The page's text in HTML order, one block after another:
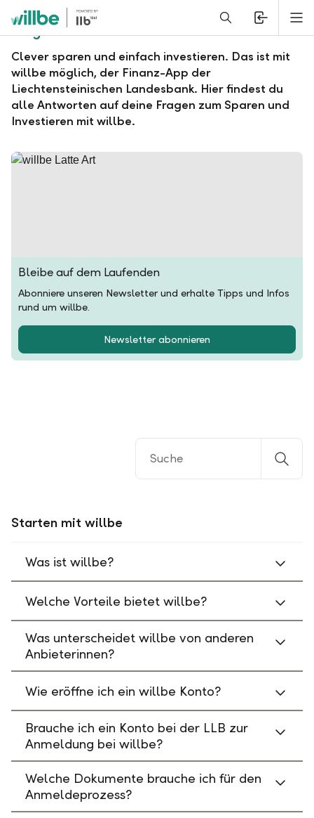
Alerts.Headline
Fragen und Antworten zu willbe
Clever sparen und einfach investieren. Das ist mit
willbe möglich, der Finanz-App der
Liechtensteinischen Landesbank. Hier findest du
alle Antworten auf deine Fragen zum Sparen und
Investieren mit willbe.
Bleibe auf dem Laufenden
Abonniere unseren Newsletter und erhalte Tipps und Infos
rund um willbe.
Newsletter abonnieren
Starten mit willbe
Was ist willbe?
Welche Vorteile bietet willbe?
Was unterscheidet willbe von anderen
Anbieterinnen?
Wie eröffne ich ein willbe Konto?
Brauche ich ein Konto bei der LLB zur
Anmeldung bei willbe?
Welche Dokumente brauche ich für den
Anmeldeprozess?